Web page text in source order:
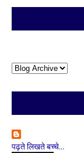
पढ़ते लिखते बच्चे...